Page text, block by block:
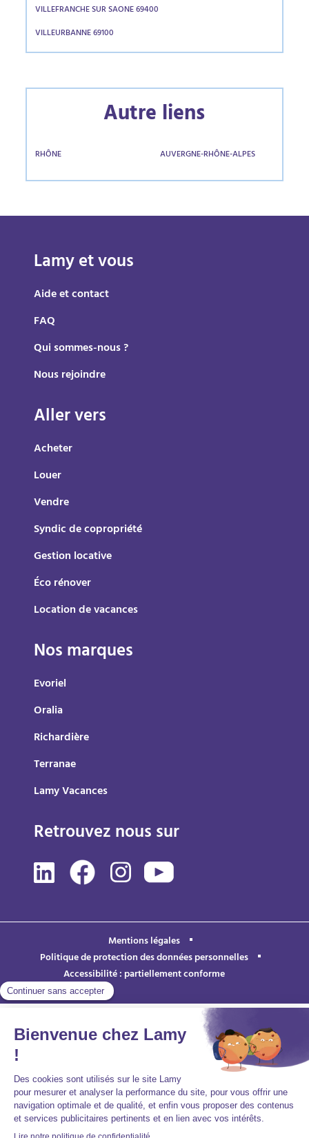
VILLEFRANCHE SUR SAONE 69400
VILLEURBANNE 69100
Autre liens
RHÔNE AUVERGNE-RHÔNE-ALPES
Lamy et vous
Aide et contact
FAQ
Qui sommes-nous ?
Nous rejoindre
Aller vers
Acheter
Louer
Vendre
Syndic de copropriété
Gestion locative
Éco rénover
Location de vacances
Nos marques
Evoriel
Oralia
Richardière
Terranae
Lamy Vacances
Retrouvez nous sur
Mentions légales
Politique de protection des données personnelles
Accessibilité : partiellement conforme